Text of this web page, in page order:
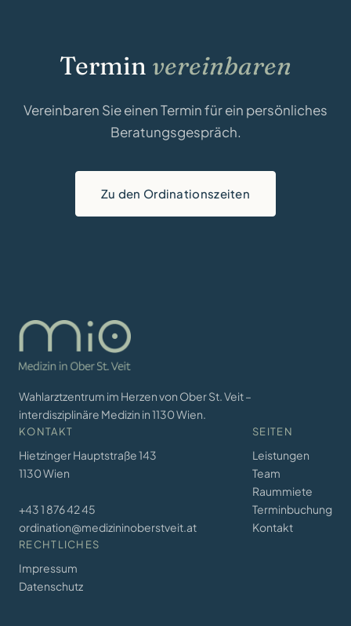
Termin vereinbaren
Vereinbaren Sie einen Termin für ein persönliches
Beratungsgespräch.
Zu den Ordinationszeiten
Wahlarztzentrum im Herzen von Ober St. Veit –
interdisziplinäre Medizin in 1130 Wien.
KONTAKT
Hietzinger Hauptstraße 143
1130 Wien
+43 1 876 42 45
ordination@medizininoberstveit.at
SEITEN
Leistungen
Team
Raummiete
Terminbuchung
Kontakt
RECHTLICHES
Impressum
Datenschutz